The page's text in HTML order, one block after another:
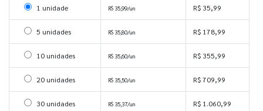
Selecionar 1 unidade
1 unidade R$ 35,99/un R$ 35,99
Selecionar 5 unidades
5 unidades R$ 35,80/un R$ 178,99
Selecionar 10 unidades
10 unidades R$ 35,60/un R$ 355,99
Selecionar 20 unidades
20 unidades R$ 35,50/un R$ 709,99
Selecionar 30 unidades
30 unidades R$ 35,37/un R$ 1.060,99